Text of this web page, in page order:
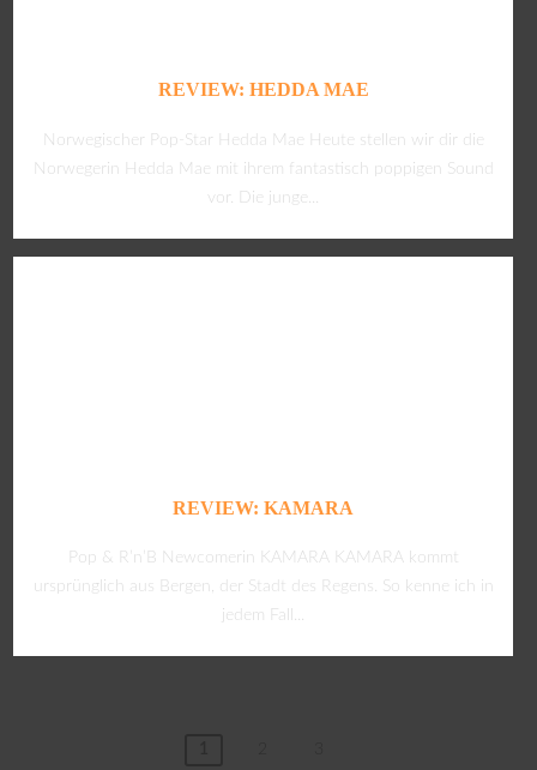
REVIEW: HEDDA MAE
Norwegischer Pop-Star Hedda Mae Heute stellen wir dir die
Norwegerin Hedda Mae mit ihrem fantastisch poppigen Sound
vor. Die junge...
REVIEW: KAMARA
Pop & R’n’B Newcomerin KAMARA KAMARA kommt
ursprünglich aus Bergen, der Stadt des Regens. So kenne ich in
jedem Fall...